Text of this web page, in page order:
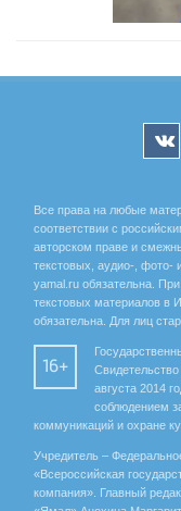
Все права на любые
соответствии с
авторском праве и
текстовых, аудио-, фото-
yamal.ru обязательна.
текстовых материалов в
обязательна. Для лиц
16+
августа 2014
соблюдением
коммуникаций и охране
Учредитель –
«Всероссийская
компания». Главный